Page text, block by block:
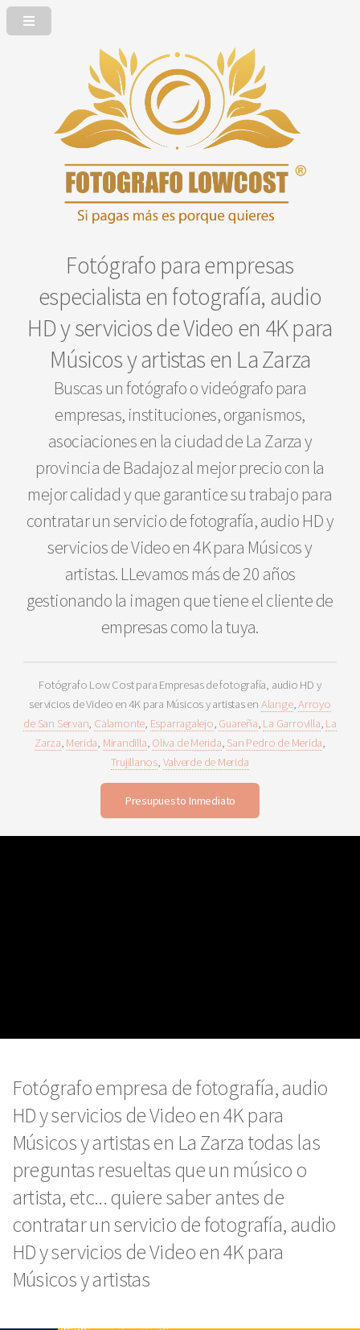
Fotógrafo para empresas
especialista en fotografía, audio
HD y servicios de Video en 4K para
Músicos y artistas en La Zarza
Buscas un fotógrafo o videógrafo para
empresas, instituciones, organismos,
asociaciones en la ciudad de La Zarza y
provincia de Badajoz al mejor precio con la
mejor calidad y que garantice su trabajo para
contratar un servicio de fotografía, audio HD y
servicios de Video en 4K para Músicos y
artistas. LLevamos más de 20 años
gestionando la imagen que tiene el cliente de
empresas como la tuya.
Fotógrafo Low Cost para Empresas de fotografía, audio HD y
servicios de Video en 4K para Músicos y artistas en Alange,Arroyo
de San Servan, Calamonte, Esparragalejo, Guareña, La Garrovilla, La
Zarza, Merida, Mirandilla, Oliva de Merida, San Pedro de Merida,
Trujillanos, Valverde de Merida
Presupuesto Inmediato
Fotógrafo empresa de fotografía, audio
HD y servicios de Video en 4K para
Músicos y artistas en La Zarza todas las
preguntas resueltas que un músico o
artista, etc... quiere saber antes de
contratar un servicio de fotografía, audio
HD y servicios de Video en 4K para
Músicos y artistas